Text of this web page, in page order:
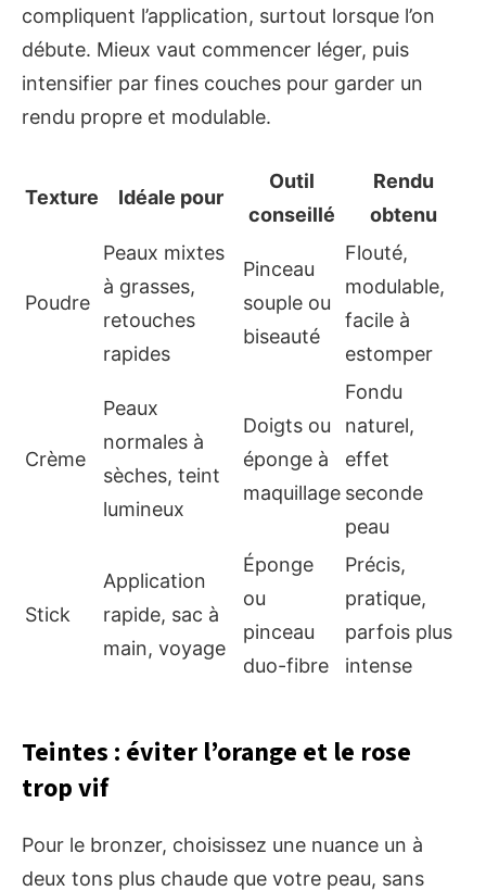
compliquent l’application, surtout lorsque l’on
débute. Mieux vaut commencer léger, puis
intensifier par fines couches pour garder un
rendu propre et modulable.
Texture Idéale pour
Outil
conseillé
Rendu
obtenu
Poudre
Peaux mixtes
à grasses,
retouches
rapides
Pinceau
souple ou
biseauté
Flouté,
modulable,
facile à
estomper
Crème
Peaux
normales à
sèches, teint
lumineux
Doigts ou
éponge à
maquillage
Fondu
naturel,
effet
seconde
peau
Stick
Application
rapide, sac à
main, voyage
Éponge
ou
pinceau
duo-fibre
Précis,
pratique,
parfois plus
intense
Teintes : éviter l’orange et le rose
trop vif
Pour le bronzer, choisissez une nuance un à
deux tons plus chaude que votre peau, sans